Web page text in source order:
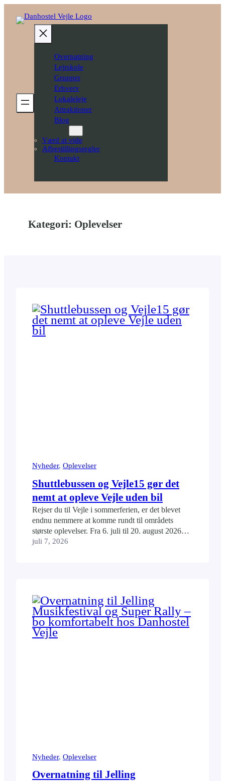
Overnatning
Lejrskole
Grupper
Erhverv
Lokaleleje
Attraktioner
Blog
Værd at vide
Afbestillingsregler
Kontakt
Kategori: Oplevelser
Nyheder, Oplevelser
Shuttlebussen og Vejle15 gør det
nemt at opleve Vejle uden bil
Rejser du til Vejle i sommerferien, er det blevet
endnu nemmere at komme rundt til områdets
største oplevelser. Fra 6. juli til 20. august 2026
kører den populære shuttlebus igen mellem flere af
juli 7, 2026
Nyheder, Oplevelser
Overnatning til Jelling